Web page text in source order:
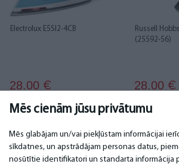
Mēs cienām jūsu privātumu
Mēs glabājam un/vai piekļūstam informācijai
sīkdatnes, un apstrādājam personas datus,
nosūtītie identifikatori un standarta informācija
Electrolux E5SI2-4CB
28.00 €
Russell
(25592-56)
28.00 €
2